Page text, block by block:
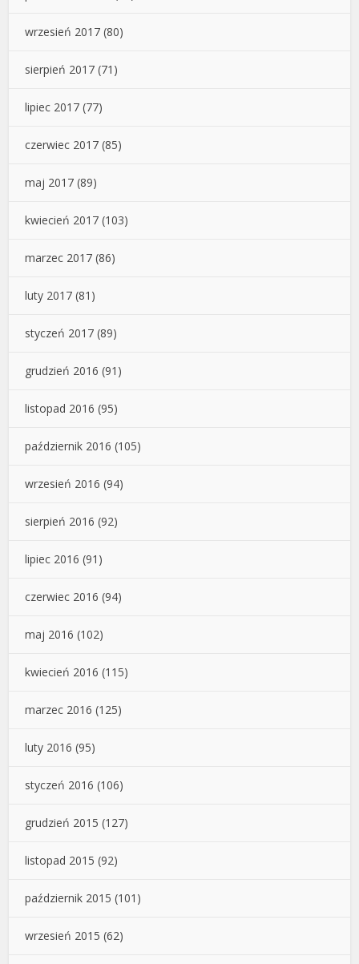
wrzesień 2017 (80)
sierpień 2017 (71)
lipiec 2017 (77)
czerwiec 2017 (85)
maj 2017 (89)
kwiecień 2017 (103)
marzec 2017 (86)
luty 2017 (81)
styczeń 2017 (89)
grudzień 2016 (91)
listopad 2016 (95)
październik 2016 (105)
wrzesień 2016 (94)
sierpień 2016 (92)
lipiec 2016 (91)
czerwiec 2016 (94)
maj 2016 (102)
kwiecień 2016 (115)
marzec 2016 (125)
luty 2016 (95)
styczeń 2016 (106)
grudzień 2015 (127)
listopad 2015 (92)
październik 2015 (101)
wrzesień 2015 (62)